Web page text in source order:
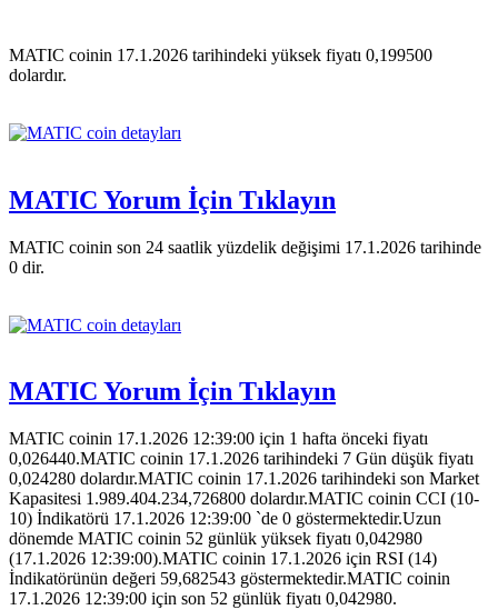
MATIC coinin 17.1.2026 tarihindeki yüksek fiyatı 0,199500
dolardır.
MATIC Yorum İçin Tıklayın
MATIC coinin son 24 saatlik yüzdelik değişimi 17.1.2026 tarihinde
0 dir.
MATIC Yorum İçin Tıklayın
MATIC coinin 17.1.2026 12:39:00 için 1 hafta önceki fiyatı
0,026440.MATIC coinin 17.1.2026 tarihindeki 7 Gün düşük fiyatı
0,024280 dolardır.MATIC coinin 17.1.2026 tarihindeki son Market
Kapasitesi 1.989.404.234,726800 dolardır.MATIC coinin CCI (10-
10) İndikatörü 17.1.2026 12:39:00 `de 0 göstermektedir.Uzun
dönemde MATIC coinin 52 günlük yüksek fiyatı 0,042980
(17.1.2026 12:39:00).MATIC coinin 17.1.2026 için RSI (14)
İndikatörünün değeri 59,682543 göstermektedir.MATIC coinin
17.1.2026 12:39:00 için son 52 günlük fiyatı 0,042980.